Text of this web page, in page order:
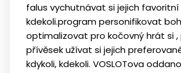
falus vychutnávat si jejich favoritní
kdekoli.program personifikovat
optimalizovat pro kočovný hrát si ,
přívěsek užívat si jejich
kdykoli, kdekoli. VOSLOTova